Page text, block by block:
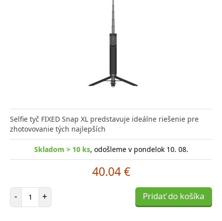
Selfie tyč FIXED Snap XL predstavuje ideálne riešenie pre
zhotovovanie tých najlepších
Skladom > 10 ks, odošleme v pondelok 10. 08.
40.04 €
- Počet položiek
+ Pridať do košíka